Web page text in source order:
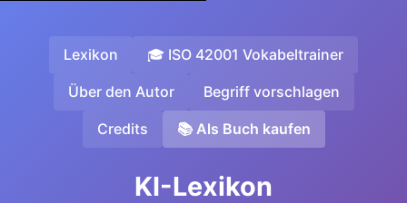
Lexikon 🎓 ISO 42001 Vokabeltrainer
Über den Autor Begriff vorschlagen
Credits 📚 Als Buch kaufen
KI-Lexikon